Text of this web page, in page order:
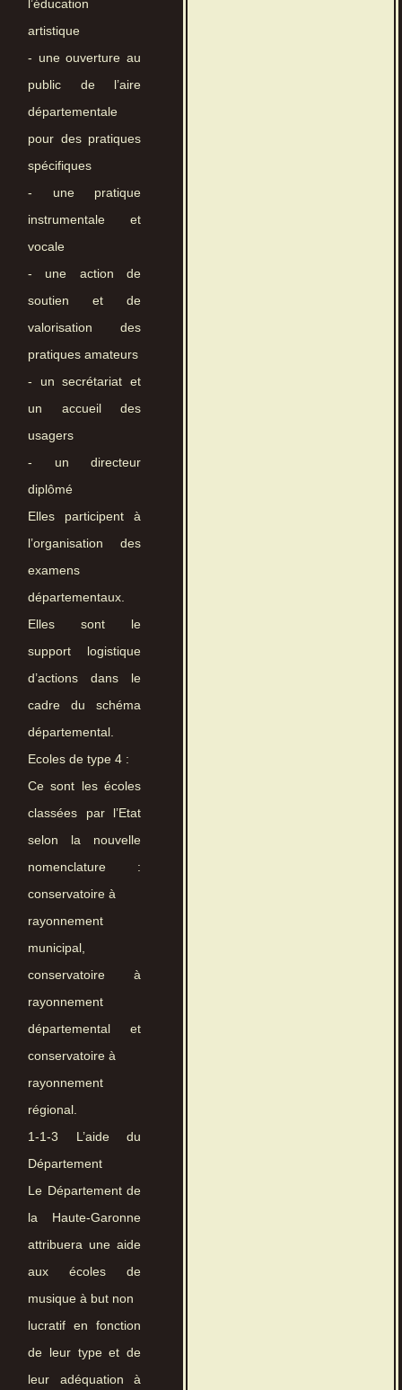
l’éducation
artistique
- une ouverture au
public de l’aire
départementale
pour des pratiques
spécifiques
- une pratique
instrumentale et
vocale
- une action de
soutien et de
valorisation des
pratiques amateurs
- un secrétariat et
un accueil des
usagers
- un directeur
diplômé
Elles participent à
l’organisation des
examens
départementaux.
Elles sont le
support logistique
d’actions dans le
cadre du schéma
départemental.
Ecoles de type 4 :
Ce sont les écoles
classées par l’Etat
selon la nouvelle
nomenclature :
conservatoire à
rayonnement
municipal,
conservatoire à
rayonnement
départemental et
conservatoire à
rayonnement
régional.
1-1-3 L’aide du
Département
Le Département de
la Haute-Garonne
attribuera une aide
aux écoles de
musique à but non
lucratif en fonction
de leur type et de
leur adéquation à